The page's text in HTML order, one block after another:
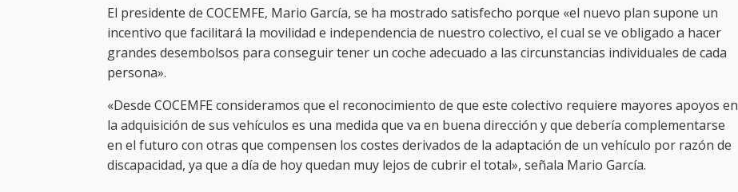
El presidente de COCEMFE, Mario García, se ha mostrado satisfecho porque «el nuevo plan supone un
incentivo que facilitará la movilidad e independencia de nuestro colectivo, el cual se ve obligado a hacer
grandes desembolsos para conseguir tener un coche adecuado a las circunstancias individuales de cada
persona».
«Desde COCEMFE consideramos que el reconocimiento de que este colectivo requiere mayores apoyos en
la adquisición de sus vehículos es una medida que va en buena dirección y que debería complementarse
en el futuro con otras que compensen los costes derivados de la adaptación de un vehículo por razón de
discapacidad, ya que a día de hoy quedan muy lejos de cubrir el total», señala Mario García.